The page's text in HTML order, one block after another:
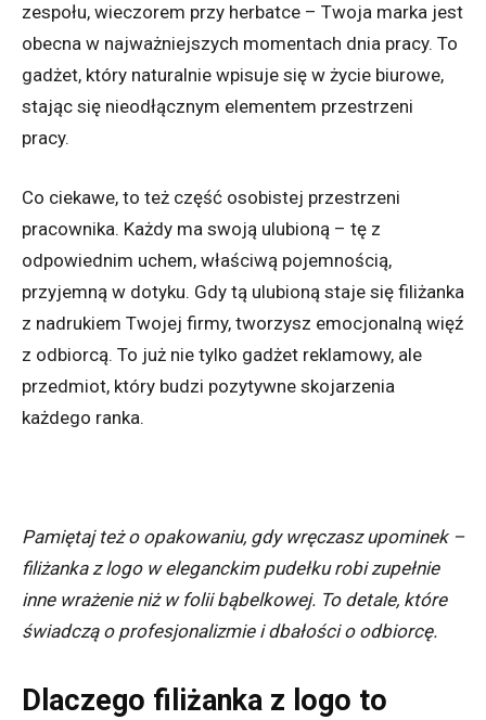
zespołu, wieczorem przy herbatce – Twoja marka jest
obecna w najważniejszych momentach dnia pracy. To
gadżet, który naturalnie wpisuje się w życie biurowe,
stając się nieodłącznym elementem przestrzeni
pracy.
Co ciekawe, to też część osobistej przestrzeni
pracownika. Każdy ma swoją ulubioną – tę z
odpowiednim uchem, właściwą pojemnością,
przyjemną w dotyku. Gdy tą ulubioną staje się filiżanka
z nadrukiem Twojej firmy, tworzysz emocjonalną więź
z odbiorcą. To już nie tylko gadżet reklamowy, ale
przedmiot, który budzi pozytywne skojarzenia
każdego ranka.
Pamiętaj też o opakowaniu, gdy wręczasz upominek –
filiżanka z logo w eleganckim pudełku robi zupełnie
inne wrażenie niż w folii bąbelkowej. To detale, które
świadczą o profesjonalizmie i dbałości o odbiorcę.
Dlaczego filiżanka z logo to